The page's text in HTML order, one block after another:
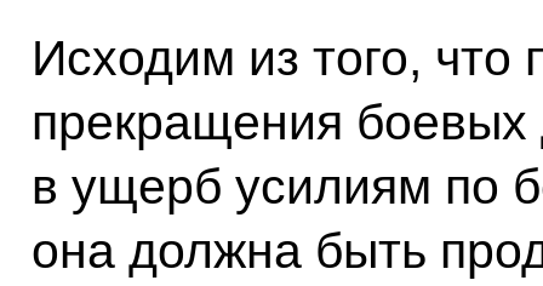
Исходим из того,
прекращения боевых
в ущерб усилиям по
она должна быть